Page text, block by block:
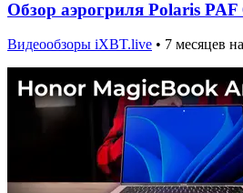
Обзор аэрогриля Polaris PAF
Видеообзоры iXBT.live • 7 месяцев